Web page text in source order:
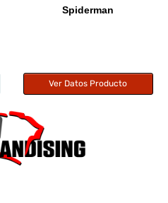
Spiderman
Ver Datos Producto